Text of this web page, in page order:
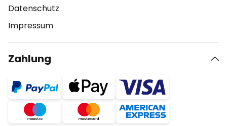
Datenschutz
Impressum
Zahlung